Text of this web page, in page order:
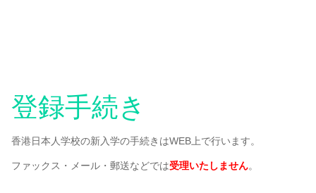
登録手続き
香港日本人学校の新入学の手続きはWEB上で行います。
ファックス・メール・郵送などでは受理いたしません。